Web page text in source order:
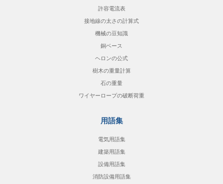
許容電流表
接地線の太さの計算式
機械の豆知識
銅ベース
ヘロンの公式
樹木の重量計算
石の重量
ワイヤーロープの破断荷重
用語集
電気用語集
建築用語集
設備用語集
消防設備用語集